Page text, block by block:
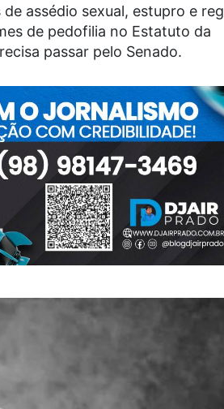
assédio sexual, estupro e
de pedofilia no Estatuto da
passar pelo Senado.